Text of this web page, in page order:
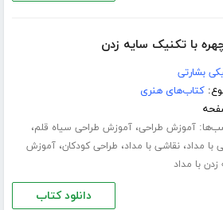
با تکنیک سایه زدن
بشارتی
کتاب‌های هنری
آموزش طراحی،آموزش طراحی سیاه قلم،
با مداد،نقاشی با مداد، طراحی کودکان،آموزش
زدن با مداد
دانلود کتاب